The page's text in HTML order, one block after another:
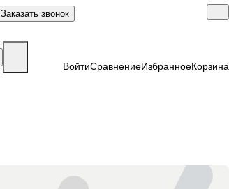
Заказать звонок
ВойтиСравнениеИзбранноеКорзина